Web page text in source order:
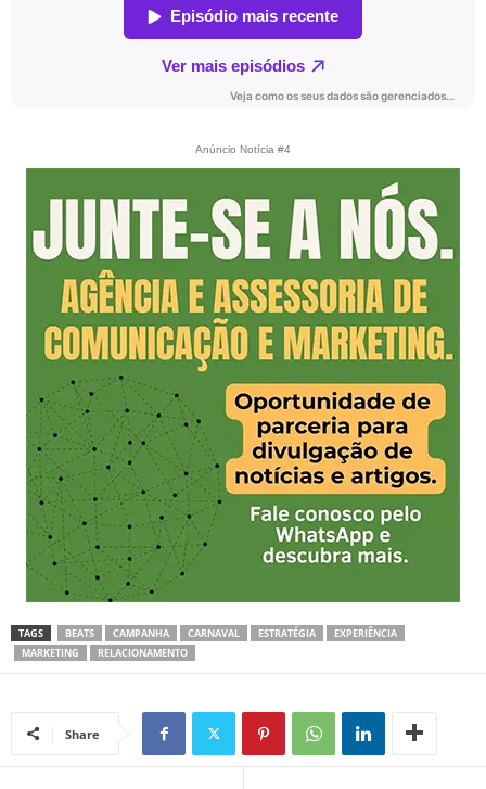
Anúncio Notícia #4
TAGS BEATS CAMPANHA CARNAVAL ESTRATÉGIA
EXPERIÊNCIA
MARKETING
RELACIONAMENTO
Share